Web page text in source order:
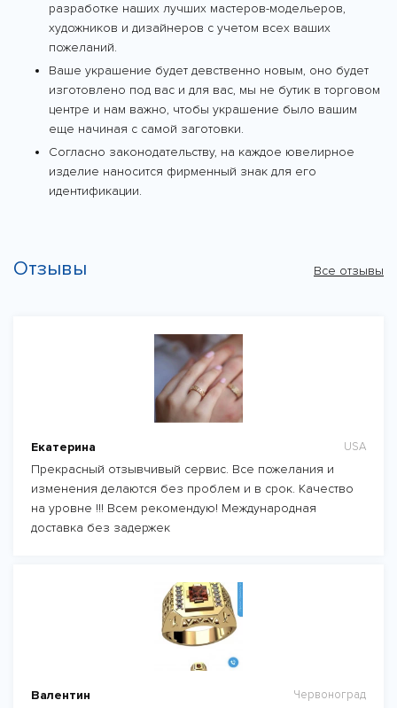
разработке наших лучших мастеров-модельеров,
художников и дизайнеров с учетом всех ваших
пожеланий.
Ваше украшение будет девственно новым, оно будет
изготовлено под вас и для вас, мы не бутик в торговом
центре и нам важно, чтобы украшение было вашим
еще начиная с самой заготовки.
Согласно законодательству, на каждое ювелирное
изделие наносится фирменный знак для его
идентификации.
Отзывы Все отзывы
Екатерина USA
Прекрасный отзывчивый сервис. Все пожелания и
изменения делаются без проблем и в срок. Качество
на уровне !!! Всем рекомендую! Международная
доставка без задержек
Валентин Червоноград